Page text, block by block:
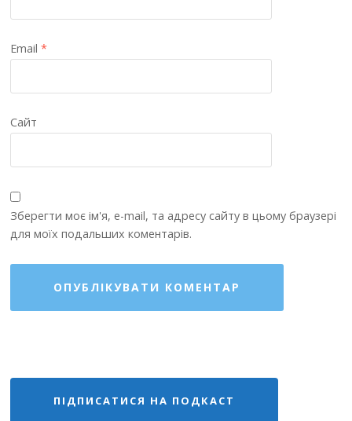
Email*
Сайт
Зберегти моє ім'я, e-mail, та адресу сайту в цьому браузері
для моїх подальших коментарів.
ПІДПИСАТИСЯ НА ПОДКАСТ